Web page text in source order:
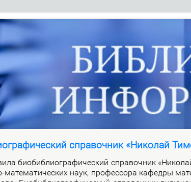
справочник «Николай
био­биб­лио­гра­фи­че­ский спра­воч­ник
на­ук, про­фес­со­ра ка­фед­ры